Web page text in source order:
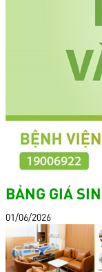
BẢNG GIÁ
01/06/2026